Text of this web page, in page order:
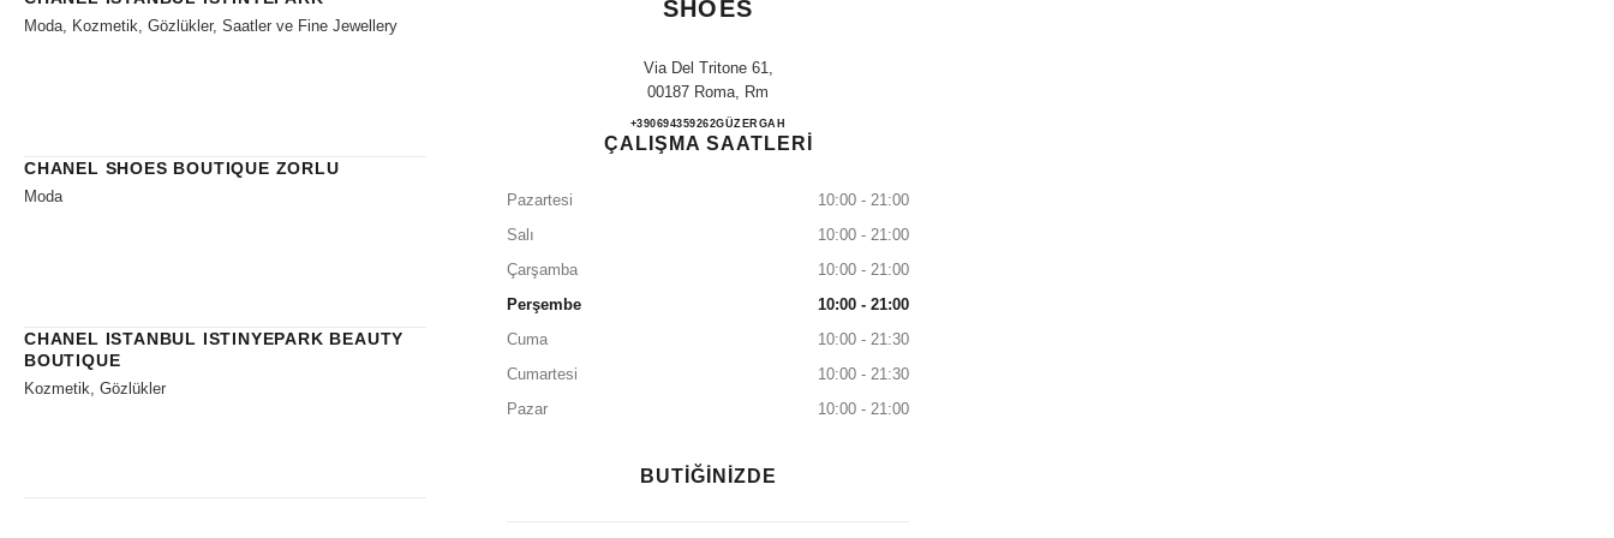
Moda, Kozmetik, Gözlükler, Saatler ve Fine Jewellery
CHANEL SHOES BOUTIQUE ZORLU
Moda
CHANEL ISTANBUL ISTINYEPARK BEAUTY
BOUTIQUE
Kozmetik, Gözlükler
SHOES
Via Del Tritone 61,
00187 Roma, Rm
ARAYIN
+390694359262GÜZERGAHCHANEL ROMA RINASCENTE SHOES
ÇALIŞMA SAATLERİ
Pazartesi
10:00 - 21:00
Salı
10:00 - 21:00
Çarşamba
10:00 - 21:00
Perşembe
10:00 - 21:00
Cuma
10:00 - 21:30
Cumartesi
10:00 - 21:30
Pazar
10:00 - 21:00
BUTİĞİNİZDE